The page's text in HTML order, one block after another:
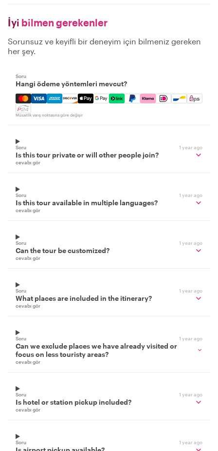
İyi bilmen gerekenler
Sorunsuz ve keyifli bir deneyim için bilmeniz gereken
her şey.
Soru
Hangi ödeme yöntemleri mevcut?
Mastercard, Visa, Amex, Discover, Apple Pay, Google
Müsaitlik varış noktasına göre değişir
Soru 1 year ago
Is this tour private or will other people join?
cevabı gör
Soru 1 year ago
Is this tour available in multiple languages?
cevabı gör
Soru 1 year ago
Can the tour be customized?
cevabı gör
Soru 1 year ago
What places are included in the itinerary?
cevabı gör
Soru 1 year ago
Can we exclude places we have already visited or
focus on less touristy areas?
cevabı gör
Soru 1 year ago
Is hotel or station pickup included?
cevabı gör
Soru 1 year ago